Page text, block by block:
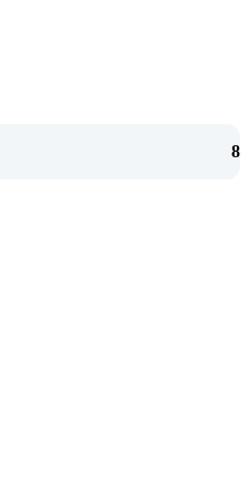
8